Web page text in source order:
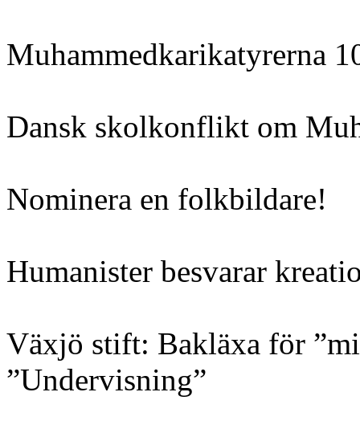
Muhammedkarikatyrerna
Dansk skolkonflikt om
Nominera en folkbildare!
Humanister besvarar
Växjö stift: Bakläxa för
”Undervisning”